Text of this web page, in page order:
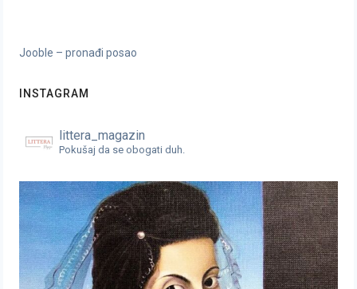
Jooble – pronađi posao
INSTAGRAM
littera_magazin
Pokušaj da se obogati duh.